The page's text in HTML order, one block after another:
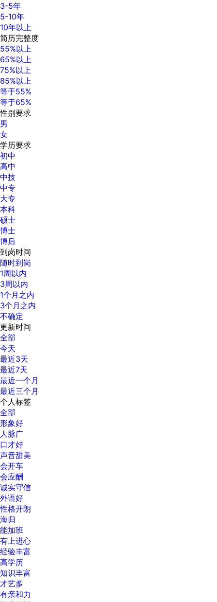
3-5年
5-10年
10年以上
简历完整度
55%以上
65%以上
75%以上
85%以上
等于55%
等于65%
性别要求
男
女
学历要求
初中
高中
中技
中专
大专
本科
硕士
博士
博后
到岗时间
随时到岗
1周以内
3周以内
1个月之内
3个月之内
不确定
更新时间
全部
今天
最近3天
最近7天
最近一个月
最近三个月
个人标签
全部
形象好
人脉广
口才好
声音甜美
会开车
会应酬
诚实守信
外语好
性格开朗
海归
能加班
有上进心
经验丰富
高学历
知识丰富
才艺多
有亲和力